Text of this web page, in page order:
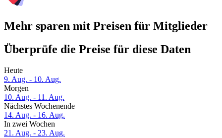
Mehr sparen mit Preisen für Mitglieder
Überprüfe die Preise für diese Daten
Heute
9. Aug. - 10. Aug.
Morgen
10. Aug. - 11. Aug.
Nächstes Wochenende
14. Aug. - 16. Aug.
In zwei Wochen
21. Aug. - 23. Aug.